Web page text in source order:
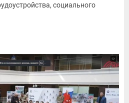
социального